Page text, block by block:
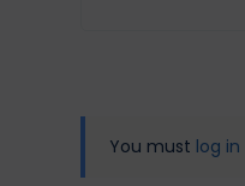
You must log in